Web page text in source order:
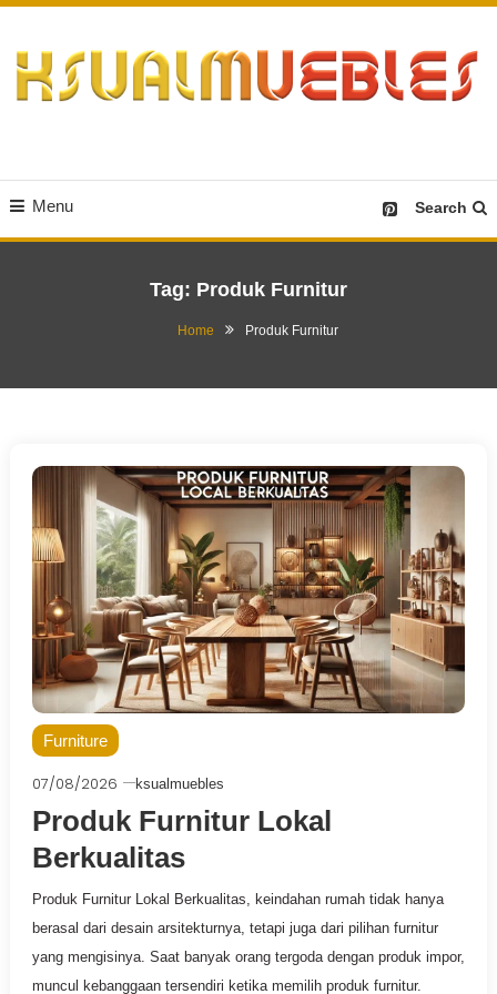
Content
Menu Search
Tag: Produk Furnitur
Home Produk Furnitur
Furniture
07/08/2026 ksualmuebles
Produk Furnitur Lokal
Berkualitas
Produk Furnitur Lokal Berkualitas, keindahan rumah tidak hanya
berasal dari desain arsitekturnya, tetapi juga dari pilihan furnitur
yang mengisinya. Saat banyak orang tergoda dengan produk impor,
muncul kebanggaan tersendiri ketika memilih produk furnitur.